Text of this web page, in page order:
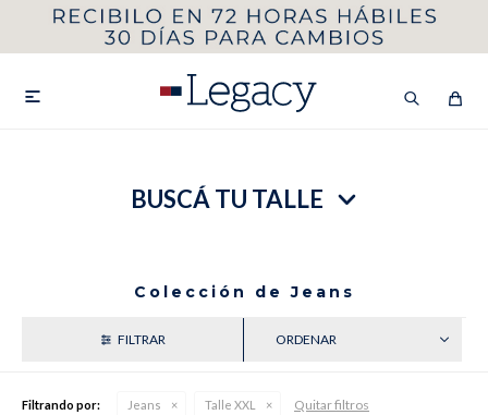

BUSCÁ TU TALLE
Colección de Jeans
Filtrando por: Jeans Talle XXL Quitar filtros
MI CUENTA